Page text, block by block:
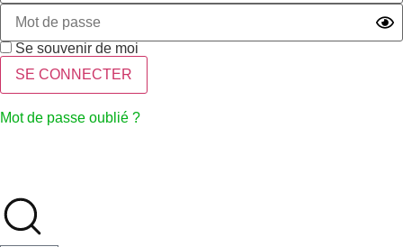
Se souvenir de moi
Mot de passe oublié ?